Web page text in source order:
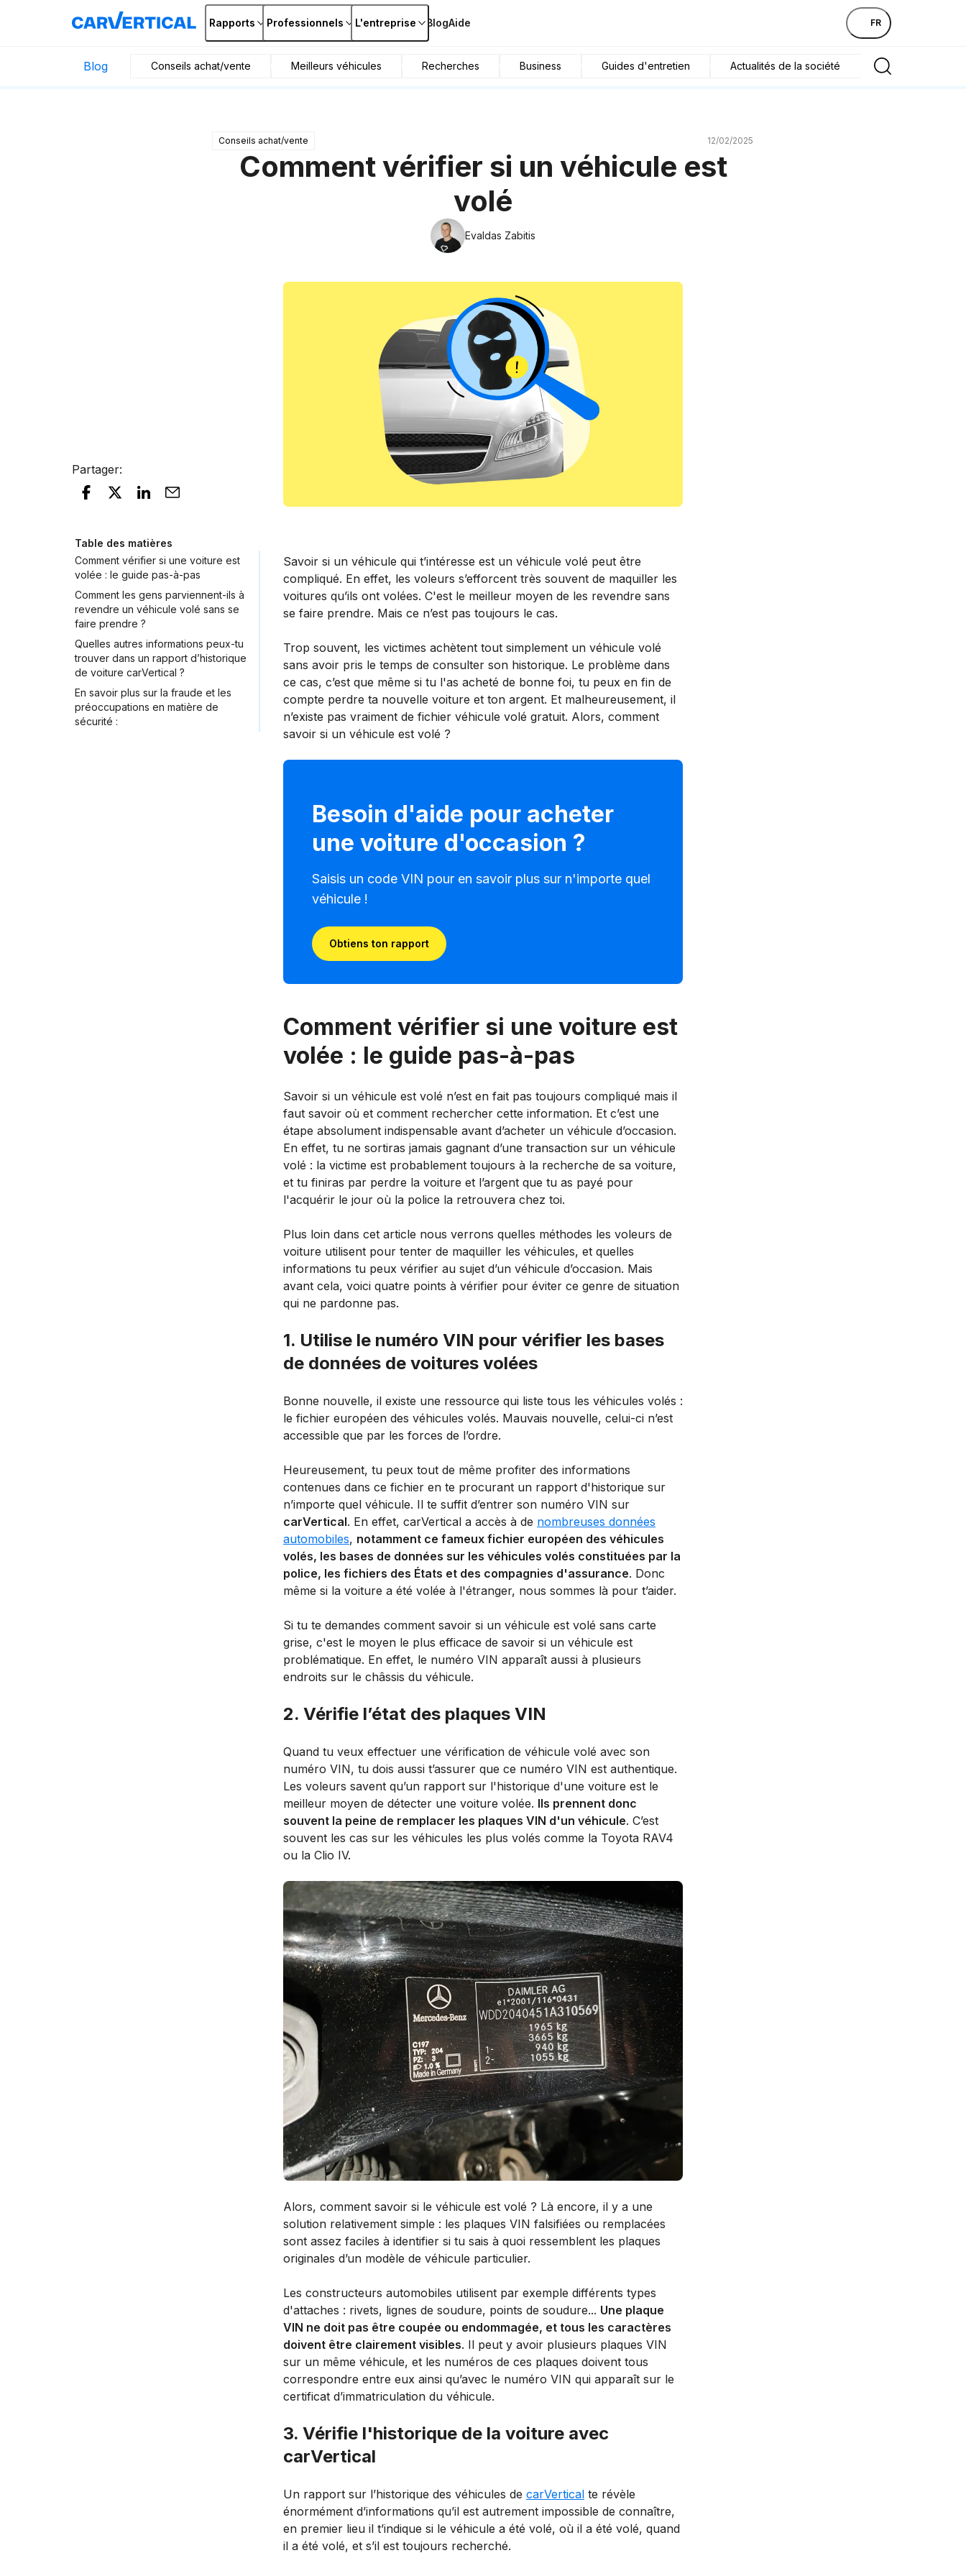
Rapports Professionnels L'entreprise BlogAide FR
Blog Conseils achat/vente Meilleurs véhicules Recherches Business Guides d'entretien Actualités de la société
Conseils achat/vente 12/02/2025
Comment vérifier si un véhicule est
volé
Evaldas Zabitis
Partager:
Table des matières
Comment vérifier si une voiture est
volée : le guide pas-à-pas
Comment les gens parviennent-ils à
revendre un véhicule volé sans se
faire prendre ?
Quelles autres informations peux-tu
trouver dans un rapport d’historique
de voiture carVertical ?
En savoir plus sur la fraude et les
préoccupations en matière de
sécurité :
Savoir si un véhicule qui t’intéresse est un véhicule volé peut être
compliqué. En effet, les voleurs s’efforcent très souvent de maquiller les
voitures qu’ils ont volées. C'est le meilleur moyen de les revendre sans
se faire prendre. Mais ce n’est pas toujours le cas.
Trop souvent, les victimes achètent tout simplement un véhicule volé
sans avoir pris le temps de consulter son historique. Le problème dans
ce cas, c’est que même si tu l'as acheté de bonne foi, tu peux en fin de
compte perdre ta nouvelle voiture et ton argent. Et malheureusement, il
n’existe pas vraiment de fichier véhicule volé gratuit. Alors, comment
savoir si un véhicule est volé ?
Besoin d'aide pour acheter
une voiture d'occasion ?
Saisis un code VIN pour en savoir plus sur n'importe quel
véhicule !
Obtiens ton rapport
Comment vérifier si une voiture est
volée : le guide pas-à-pas
Savoir si un véhicule est volé n’est en fait pas toujours compliqué mais il
faut savoir où et comment rechercher cette information. Et c’est une
étape absolument indispensable avant d’acheter un véhicule d’occasion.
En effet, tu ne sortiras jamais gagnant d’une transaction sur un véhicule
volé : la victime est probablement toujours à la recherche de sa voiture,
et tu finiras par perdre la voiture et l’argent que tu as payé pour
l'acquérir le jour où la police la retrouvera chez toi.
Plus loin dans cet article nous verrons quelles méthodes les voleurs de
voiture utilisent pour tenter de maquiller les véhicules, et quelles
informations tu peux vérifier au sujet d’un véhicule d’occasion. Mais
avant cela, voici quatre points à vérifier pour éviter ce genre de situation
qui ne pardonne pas.
1. Utilise le numéro VIN pour vérifier les bases
de données de voitures volées
Bonne nouvelle, il existe une ressource qui liste tous les véhicules volés :
le fichier européen des véhicules volés. Mauvais nouvelle, celui-ci n’est
accessible que par les forces de l’ordre.
Heureusement, tu peux tout de même profiter des informations
contenues dans ce fichier en te procurant un rapport d'historique sur
n’importe quel véhicule. Il te suffit d’entrer son numéro VIN sur
carVertical. En effet, carVertical a accès à de nombreuses données
automobiles, notamment ce fameux fichier européen des véhicules
volés, les bases de données sur les véhicules volés constituées par la
police, les fichiers des États et des compagnies d'assurance. Donc
même si la voiture a été volée à l'étranger, nous sommes là pour t’aider.
Si tu te demandes comment savoir si un véhicule est volé sans carte
grise, c'est le moyen le plus efficace de savoir si un véhicule est
problématique. En effet, le numéro VIN apparaît aussi à plusieurs
endroits sur le châssis du véhicule.
2. Vérifie l’état des plaques VIN
Quand tu veux effectuer une vérification de véhicule volé avec son
numéro VIN, tu dois aussi t’assurer que ce numéro VIN est authentique.
Les voleurs savent qu’un rapport sur l'historique d'une voiture est le
meilleur moyen de détecter une voiture volée. Ils prennent donc
souvent la peine de remplacer les plaques VIN d'un véhicule. C’est
souvent les cas sur les véhicules les plus volés comme la Toyota RAV4
ou la Clio IV.
Alors, comment savoir si le véhicule est volé ? Là encore, il y a une
solution relativement simple : les plaques VIN falsifiées ou remplacées
sont assez faciles à identifier si tu sais à quoi ressemblent les plaques
originales d’un modèle de véhicule particulier.
Les constructeurs automobiles utilisent par exemple différents types
d'attaches : rivets, lignes de soudure, points de soudure... Une plaque
VIN ne doit pas être coupée ou endommagée, et tous les caractères
doivent être clairement visibles. Il peut y avoir plusieurs plaques VIN
sur un même véhicule, et les numéros de ces plaques doivent tous
correspondre entre eux ainsi qu’avec le numéro VIN qui apparaît sur le
certificat d’immatriculation du véhicule.
3. Vérifie l'historique de la voiture avec
carVertical
Un rapport sur l’historique des véhicules de carVertical te révèle
énormément d’informations qu’il est autrement impossible de connaître,
en premier lieu il t’indique si le véhicule a été volé, où il a été volé, quand
il a été volé, et s’il est toujours recherché.